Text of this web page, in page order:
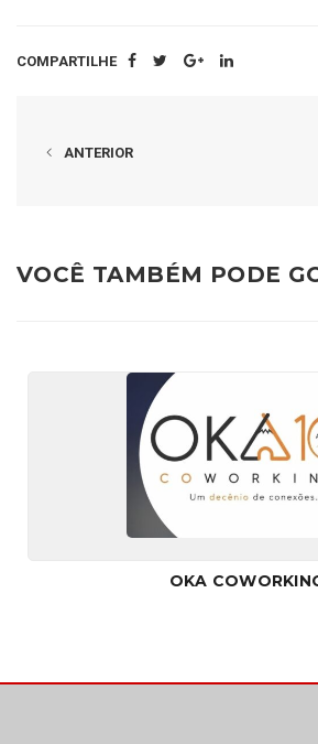
COMPARTILHE
ANTERIOR
VOCÊ TAMBÉM PODE
OKA